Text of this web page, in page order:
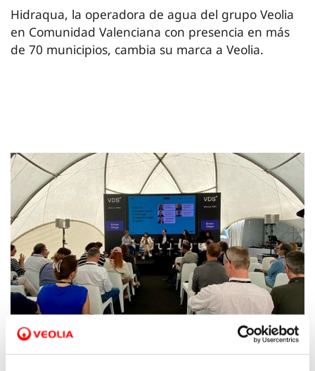
Hidraqua, la operadora de agua del grupo Veolia
en Comunidad Valenciana con presencia en más
de 70 municipios, cambia su marca a Veolia.
25 OCT 2024